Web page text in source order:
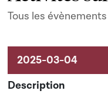
Tous les évènements
Activités sur le dossier